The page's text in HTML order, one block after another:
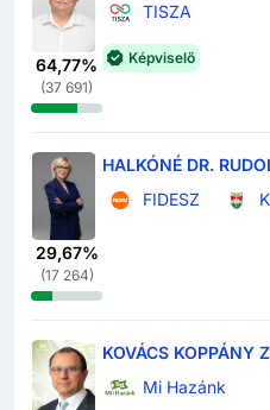
64,77%
(37 691)
TISZA
Képviselő
29,67%
(17 264)
HALKÓNÉ DR.
FIDESZ
KOVÁCS KOPPÁNY
Mi Hazánk